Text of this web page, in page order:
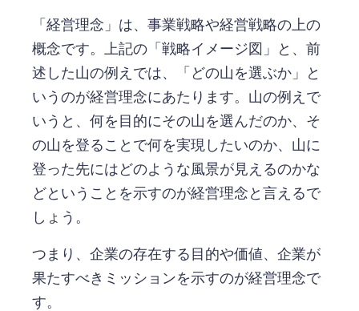
「経営理念」は、事業戦略や経営戦略の上の
概念です。上記の「戦略イメージ図」と、前
述した山の例えでは、「どの山を選ぶか」と
いうのが経営理念にあたります。山の例えで
いうと、何を目的にその山を選んだのか、そ
の山を登ることで何を実現したいのか、山に
登った先にはどのような風景が見えるのかな
どということを示すのが経営理念と言えるで
しょう。
つまり、企業の存在する目的や価値、企業が
果たすべきミッションを示すのが経営理念で
す。